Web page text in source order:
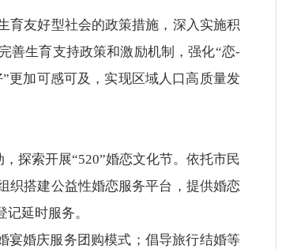
育友好型社会的政策措施，深入实施积
善生育支持政策和激励机制，强化“恋-
更加可感可及，实现区域人口高质量发
探索开展“520”婚恋文化节。依托市民
织搭建公益性婚恋服务平台，提供婚恋
延时服务。
宴婚庆服务团购模式；倡导旅行结婚等